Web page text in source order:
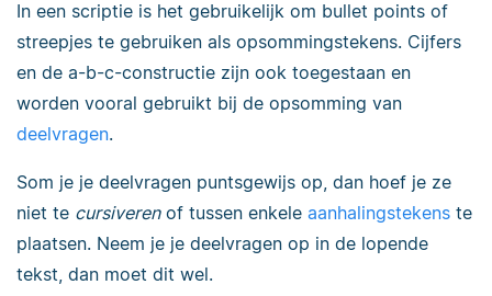
In een scriptie is het gebruikelijk om bullet points of
streepjes te gebruiken als opsommingstekens. Cijfers
en de a-b-c-constructie zijn ook toegestaan en
worden vooral gebruikt bij de opsomming van
deelvragen.
Som je je deelvragen puntsgewijs op, dan hoef je ze
niet te cursiverenof tussen enkele aanhalingstekens te
plaatsen. Neem je je deelvragen op in de lopende
tekst, dan moet dit wel.